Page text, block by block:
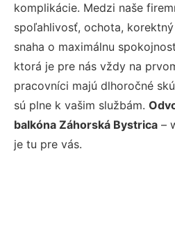
komplikácie. Medzi naše
spoľahlivosť, ochota,
snaha o maximálnu
ktorá je pre nás vždy na
pracovníci majú dlhoročné
sú plne k vašim službám.
balkóna Záhorská Bystrica –
je tu pre vás.